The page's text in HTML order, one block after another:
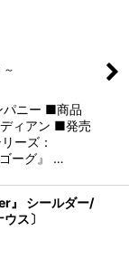
～
ニー ■商品
ィアン ■発売
ーズ：
ーグ』 …
』 シールダー/
ス〕